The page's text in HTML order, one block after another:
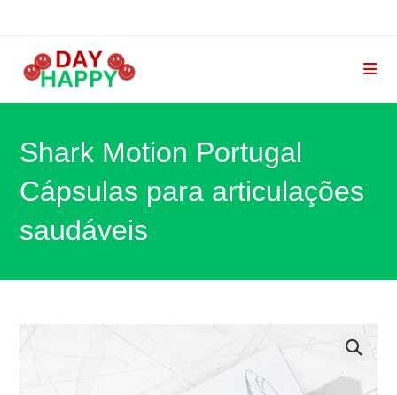
Shark Motion Portugal
Cápsulas para articulações
saudáveis